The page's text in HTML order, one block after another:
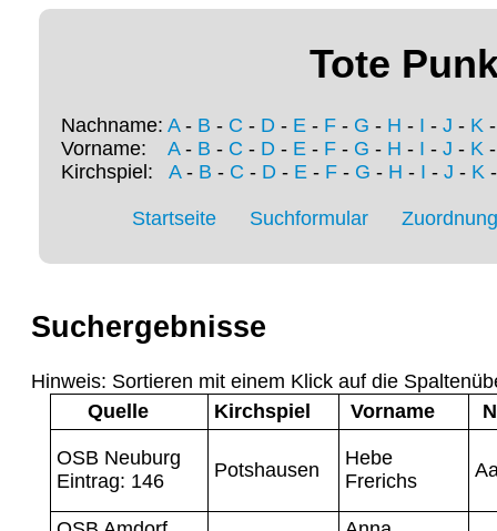
Tote
Nachname: A- B - C - D - E - F - G - H - I - J - K
Vorname: A- B - C - D - E - F - G - H - I - J - K
Kirchspiel: A- B - C - D- E- F- G - H - I - J - K
Startseite Suchformular
Suchergebnisse
Hinweis: Sortieren mit einem Klick auf die
Quelle
Kirchspiel Vorname
OSB Neuburg
Eintrag: 146
Potshausen
Hebe
Frerichs